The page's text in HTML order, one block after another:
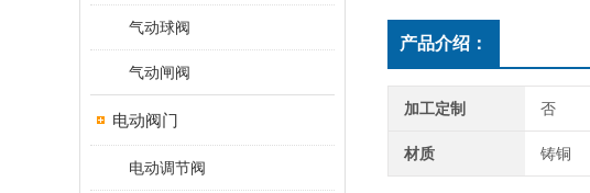
气动球阀
气动闸阀
电动阀门
电动调节阀
产品介绍：
加工定制 否
材质 铸铜